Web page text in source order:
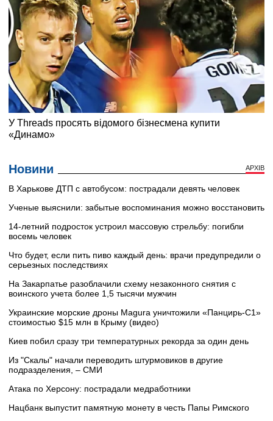
Новини АРХІВ
В Харькове ДТП с автобусом: пострадали девять человек
Ученые выяснили: забытые воспоминания можно восстановить
14-летний подросток устроил массовую стрельбу: погибли
восемь человек
Что будет, если пить пиво каждый день: врачи предупредили о
серьезных последствиях
На Закарпатье разоблачили схему незаконного снятия с
воинского учета более 1,5 тысячи мужчин
Украинские морские дроны Magura уничтожили «Панцирь-С1»
стоимостью $15 млн в Крыму (видео)
Киев побил сразу три температурных рекорда за один день
Из "Скалы" начали переводить штурмовиков в другие
подразделения, – СМИ
Атака по Херсону: пострадали медработники
Нацбанк выпустит памятную монету в честь Папы Римского